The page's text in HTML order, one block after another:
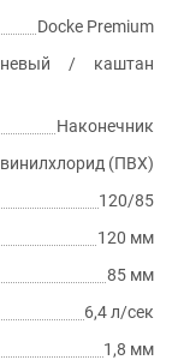
Docke Premium
/ каштан
Наконечник
(ПВХ)
120/85
120 мм
85 мм
6,4 л/сек
1,8 мм